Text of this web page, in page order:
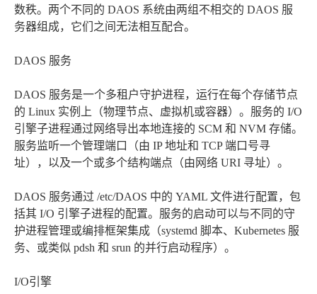
数秩。两个不同的 DAOS 系统由两组不相交的 DAOS 服
务器组成，它们之间无法相互配合。
DAOS 服务
DAOS 服务是一个多租户守护进程，运行在每个存储节点
的 Linux 实例上（物理节点、虚拟机或容器）。服务的 I/O
引擎子进程通过网络导出本地连接的 SCM 和 NVM 存储。
服务监听一个管理端口（由 IP 地址和 TCP 端口号寻
址），以及一个或多个结构端点（由网络 URI 寻址）。
DAOS 服务通过 /etc/DAOS 中的 YAML 文件进行配置，包
括其 I/O 引擎子进程的配置。服务的启动可以与不同的守
护进程管理或编排框架集成（systemd 脚本、Kubernetes 服
务、或类似 pdsh 和 srun 的并行启动程序）。
I/O引擎